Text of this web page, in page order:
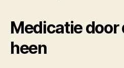
Medicatie door
heen